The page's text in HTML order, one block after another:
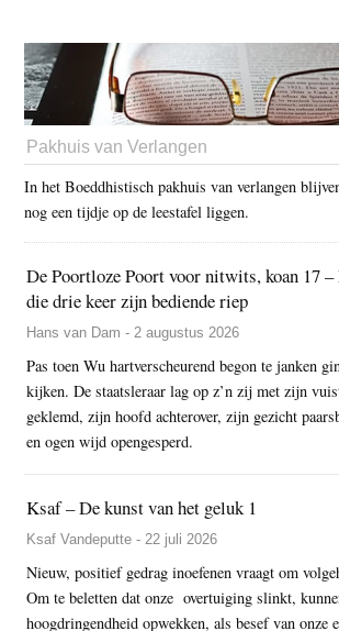
Pakhuis van Verlangen
In het Boeddhistisch pakhuis van verlangen
nog een tijdje op de leestafel liggen.
De Poortloze Poort voor nitwits, koan 17 –
die drie keer zijn bediende riep
Hans van Dam - 2 augustus 2026
Pas toen Wu hartverscheurend begon te janken
kijken. De staatsleraar lag op z’n zij met zijn
geklemd, zijn hoofd achterover, zijn gezicht
en ogen wijd opengesperd.
Ksaf – De kunst van het geluk 1
Ksaf Vandeputte - 22 juli 2026
Nieuw, positief gedrag inoefenen vraagt om
Om te beletten dat onze overtuiging slinkt,
hoogdringendheid opwekken, als besef van onze